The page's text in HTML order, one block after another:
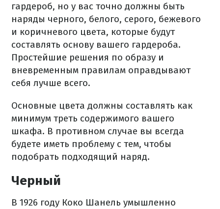
гардероб, но у вас точно должны быть
наряды черного, белого, серого, бежевого
и коричневого цвета, которые будут
составлять основу вашего гардероба.
Простейшие решения по образу и
вневременным правилам оправдывают
себя лучше всего.
Основные цвета должны составлять как
минимум треть содержимого вашего
шкафа. В противном случае вы всегда
будете иметь проблему с тем, чтобы
подобрать подходящий наряд.
Черный
В 1926 году Коко Шанель умышленно